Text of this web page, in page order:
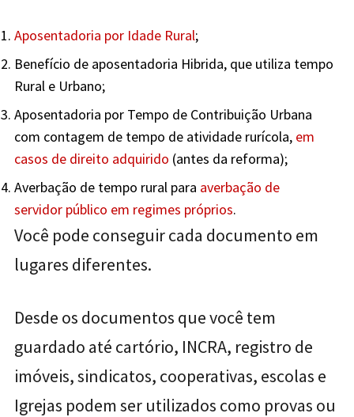
Aposentadoria por Idade Rural;
Benefício de aposentadoria Hibrida, que utiliza tempo
Rural e Urbano;
Aposentadoria por Tempo de Contribuição Urbana
com contagem de tempo de atividade rurícola, em
casos de direito adquirido (antes da reforma);
Averbação de tempo rural para averbação de
servidor público em regimes próprios.
Você pode conseguir cada documento em
lugares diferentes.
Desde os documentos que você tem
guardado até cartório, INCRA, registro de
imóveis, sindicatos, cooperativas, escolas e
Igrejas podem ser utilizados como provas ou